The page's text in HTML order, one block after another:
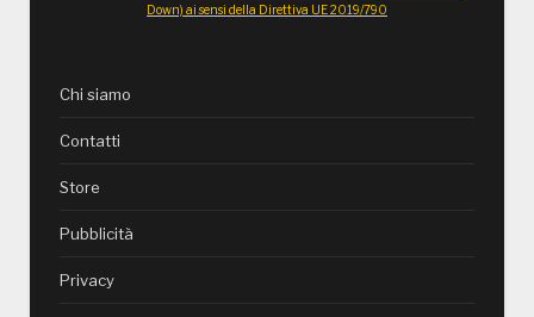
Down) ai sensi della Direttiva UE 2019/790
Chi siamo
Contatti
Store
Pubblicità
Privacy